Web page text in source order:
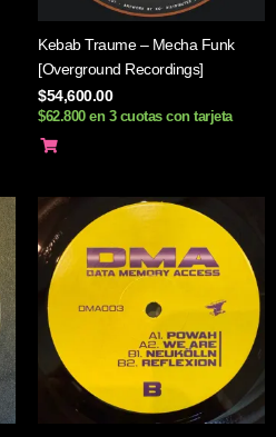
Kebab Traume – Mecha Funk
[Overground Recordings]
$54,600.00
$62.800 en 3 cuotas con tarjeta